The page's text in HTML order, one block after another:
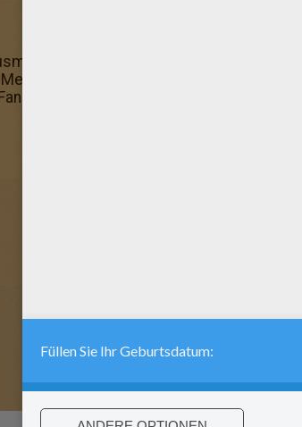
probiert? Du kannst dein
gibt's hier: Peter Pan zum Ausmalen.
haben wir hier für dich zusammen